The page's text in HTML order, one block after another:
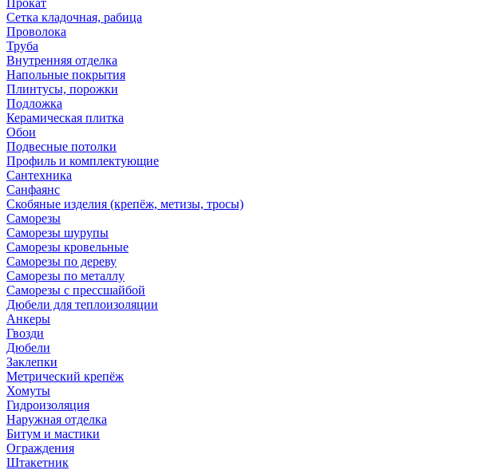
Прокат
Сетка кладочная, рабица
Проволока
Труба
Внутренняя отделка
Напольные покрытия
Плинтусы, порожки
Подложка
Керамическая плитка
Обои
Подвесные потолки
Профиль и комплектующие
Сантехника
Санфаянс
Скобяные изделия (крепёж, метизы, тросы)
Саморезы
Саморезы шурупы
Саморезы кровельные
Саморезы по дереву
Саморезы по металлу
Саморезы с прессшайбой
Дюбели для теплоизоляции
Анкеры
Гвозди
Дюбели
Заклепки
Метрический крепёж
Хомуты
Гидроизоляция
Наружная отделка
Битум и мастики
Ограждения
Штакетник